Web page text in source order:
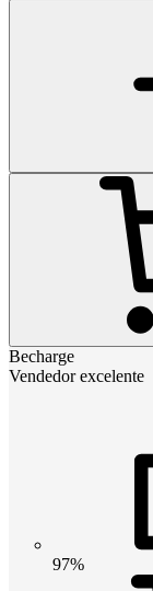
Becharge
Vendedor excelente
97%